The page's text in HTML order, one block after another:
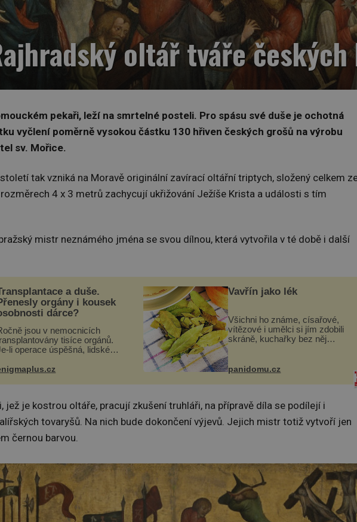
oltář tváře
pekaři, leží na smrtelné posteli. Pro spásu své duše je ochotná
vyčlení poměrně vysokou částku 130 hřiven českých grošů na výrobu
sv. Mořice.
tak vzniká na Moravě originální zavírací oltářní triptych, složený celkem
4 x 3 metrů zachycují ukřižování Ježíše Krista a události s tím
mistr neznámého jména se svou dílnou, která vytvořila v té době i další
a duše.
orgány i kousek
dárce?
jsou v nemocnicích
tisíce orgánů.
li operace úspěšná, lidské
a pacient může vést
transplantaci nepřijímám...
Vavřín jako lék
Všichni ho známe, císařové,
vítězové i umělci si jím zdobili
skráně, kuchařky bez něj
zmírnit některé naše neduhy.
Obsahuje v malém množství
ně...
panidomu.cz
jež je kostrou oltáře, pracují zkušení truhláři, na přípravě díla se podílejí i
tovaryšů. Na nich bude dokončení výjevů. Jejich mistr totiž vytvoří jen
černou barvou.